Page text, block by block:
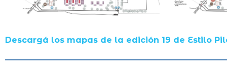
Descargá los mapas de la edición 19 de Estilo